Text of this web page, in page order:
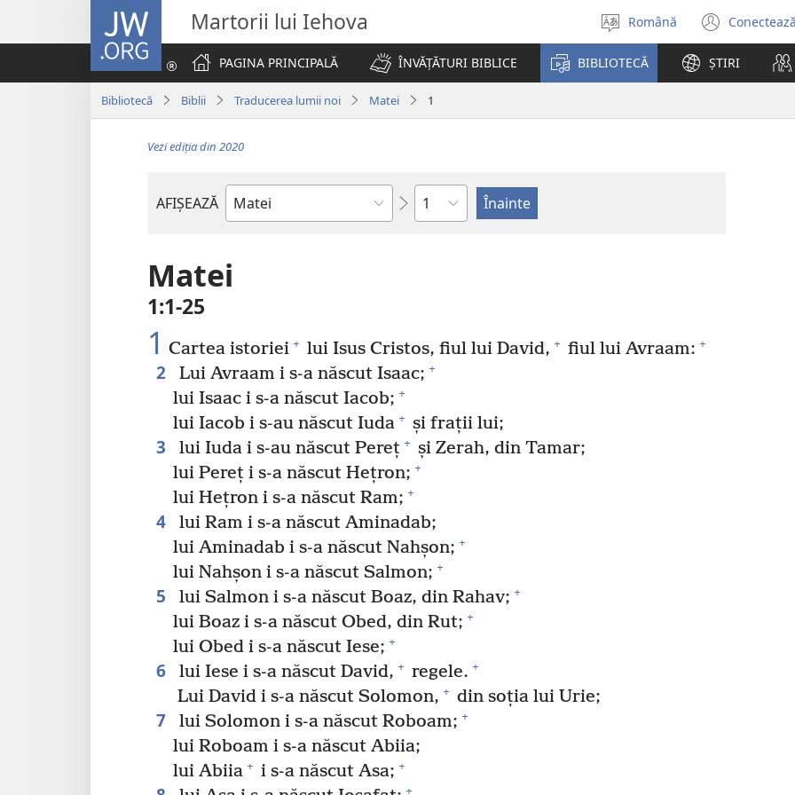
JW.ORG Martorii lui Iehova
Selectaţi
limba
Română
(se
PAGINA PRINCIPALĂ
ÎNVĂȚĂTURI BIBLICE BIBLIOTECĂ ȘTIRI
Bibliotecă Biblii Traducerea lumii noi Matei 1
Vezi ediția din 2020
AFIȘEAZĂ
Cărțile
Capitol
Matei
1:1-25
1 Cartea istoriei + lui Isus Cristos, fiul lui David, + fiul lui Avraam: +
2 Lui Avraam i s-a născut Isaac; +
lui Isaac i s-a născut Iacob; +
lui Iacob i s-au născut Iuda + și frații lui;
3 lui Iuda i s-au născut Pereț + și Zerah, din Tamar;
lui Pereț i s-a născut Hețron; +
lui Hețron i s-a născut Ram; +
4
lui Ram i s-a născut Aminadab;
lui Aminadab i s-a născut Nahșon; +
lui Nahșon i s-a născut Salmon; +
5 lui Salmon i s-a născut Boaz, din Rahav; +
lui Boaz i s-a născut Obed, din Rut; +
lui Obed i s-a născut Iese; +
6 lui Iese i s-a născut David, + regele. +
Lui David i s-a născut Solomon, + din soția lui Urie;
7 lui Solomon i s-a născut Roboam; +
lui Roboam i s-a născut Abiia;
lui Abiia + i s-a născut Asa; +
+